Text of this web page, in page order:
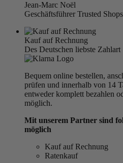
Jean-Marc Noël
Geschäftsführer Trusted
Kauf auf Rechnung
Des Deutschen liebste Zahlart
Bequem online bestellen,
prüfen und innerhalb von 14
entweder komplett bezahlen
möglich.
Mit unserem Partner sind
möglich
Kauf auf Rechnung
Ratenkauf